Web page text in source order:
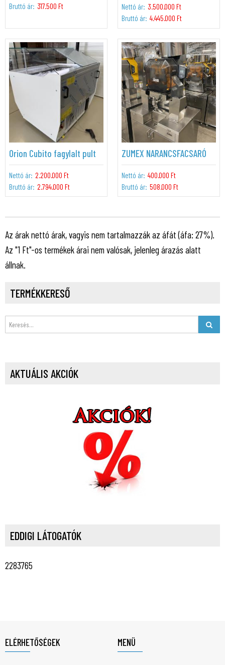
Bruttó ár: 317.500 Ft Nettó ár: 3.500.000 Ft
Bruttó ár: 4.445.000 Ft
Orion Cubito fagylalt pult
Nettó ár: 2.200.000 Ft
Bruttó ár: 2.794.000 Ft
ZUMEX NARANCSFACSARÓ
Nettó ár: 400.000 Ft
Bruttó ár: 508.000 Ft
Az árak nettó árak, vagyis nem tartalmazzák az áfát (áfa: 27%).
Az "1 Ft"-os termékek árai nem valósak, jelenleg árazás alatt
állnak.
TERMÉKKERESŐ
AKTUÁLIS AKCIÓK
EDDIGI LÁTOGATÓK
2283765
ELÉRHETŐSÉGEK MENÜ